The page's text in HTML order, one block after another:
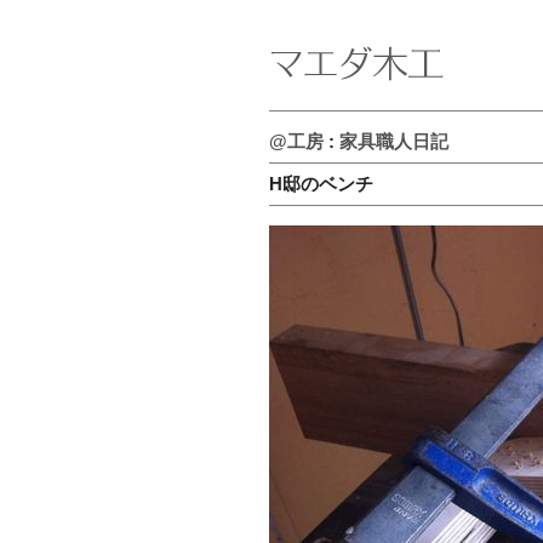
@工房 : 家具職人日記
H邸のベンチ